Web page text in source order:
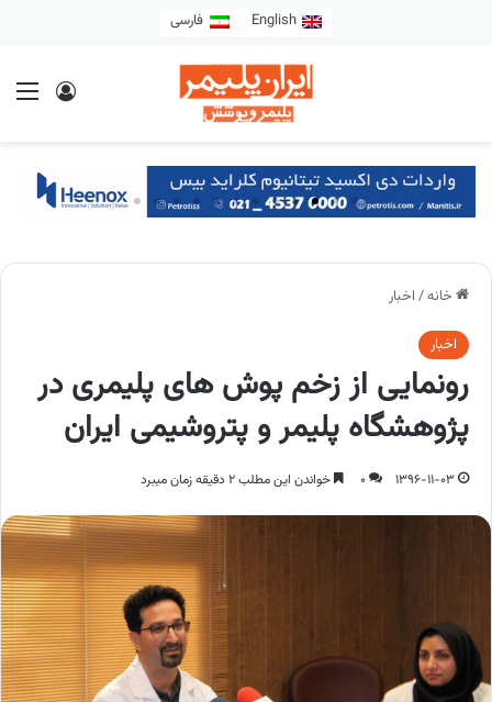
English فارسی
خانه/ اخبار
اخبار
رونمایی از زخم پوش های پلیمری در
پژوهشگاه پلیمر و پتروشیمی ایران
1396-11-03
0 خواندن این مطلب 2 دقیقه زمان میبرد